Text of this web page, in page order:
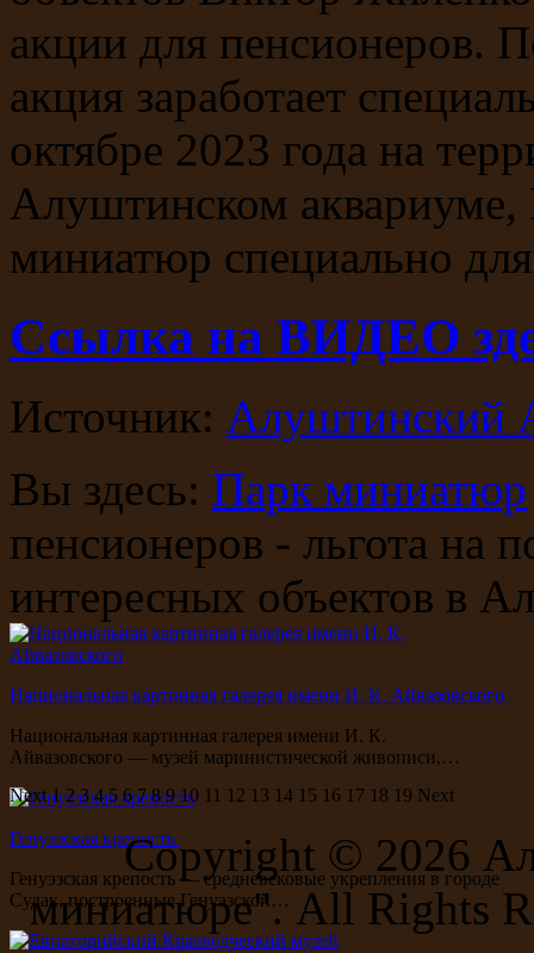
акции для пенсионеров.
акция заработает
октябре 2023 года на
Алуштинском
миниатюр специально
Ссылка на ВИДЕО
Источник: Алуштинский
Вы здесь: Парк миниатюр
пенсионеров - льгота на
интересных объектов в
Национальная картинная галерея имени И. К. Айвазовского
Национальная картинная галерея имени И. К.
Айвазовского — музей маринистической живописи,…
Генуэзская крепость
Генуэзская крепость — средневековые укрепления в городе
Судак, построенные Генуэзской…
Next12345678910 11 12 13 14 15 16 17 18 19 Next
Copyright © 2026
миниатюре". All Rights